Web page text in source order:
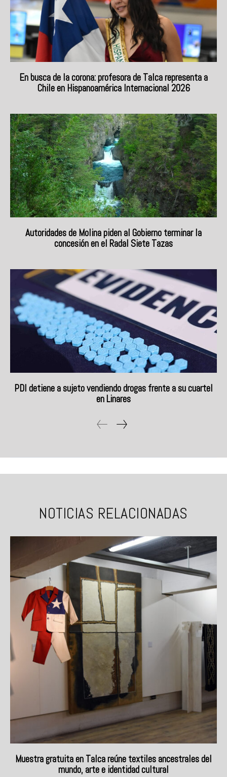
En busca de la corona: profesora de Talca representa a
Chile en Hispanoamérica Internacional 2026
Autoridades de Molina piden al Gobierno terminar la
concesión en el Radal Siete Tazas
PDI detiene a sujeto vendiendo drogas frente a su cuartel
en Linares
NOTICIAS RELACIONADAS
Muestra gratuita en Talca reúne textiles ancestrales del
mundo, arte e identidad cultural